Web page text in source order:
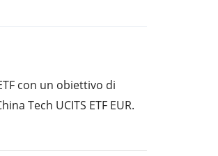
con un obiettivo di
Tech UCITS ETF EUR.